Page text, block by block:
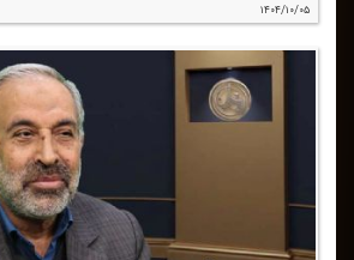
۱۴۰۴/۱۰/۰۵